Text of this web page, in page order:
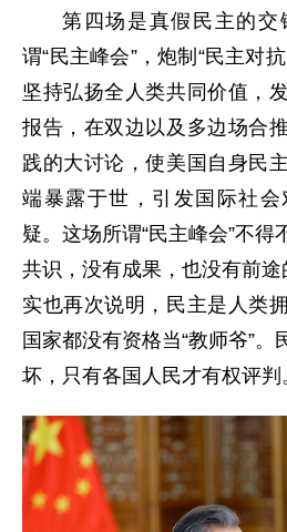
第四场是真假民主的
谓“民主峰会”，炮制“民主对
坚持弘扬全人类共同价值，
报告，在双边以及多边场合
践的大讨论，使美国自身民
端暴露于世，引发国际社
疑。这场所谓“民主峰会”不
共识，没有成果，也没有前途
实也再次说明，民主是人类
国家都没有资格当“教师爷”
坏，只有各国人民才有权评判